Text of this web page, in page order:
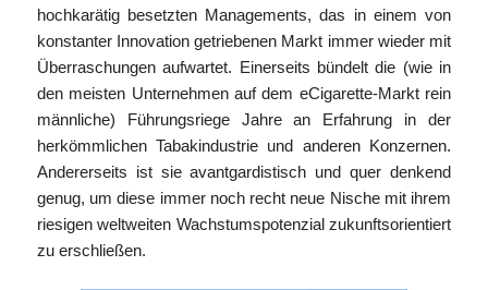
hochkarätig besetzten Managements, das in einem von
konstanter Innovation getriebenen Markt immer wieder mit
Überraschungen aufwartet. Einerseits bündelt die (wie in
den meisten Unternehmen auf dem eCigarette-Markt rein
männliche) Führungsriege Jahre an Erfahrung in der
herkömmlichen Tabakindustrie und anderen Konzernen.
Andererseits ist sie avantgardistisch und quer denkend
genug, um diese immer noch recht neue Nische mit ihrem
riesigen weltweiten Wachstumspotenzial zukunftsorientiert
zu erschließen.